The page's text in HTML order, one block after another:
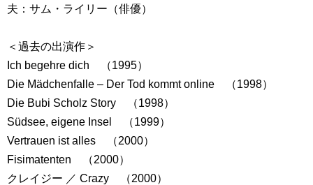
夫：サム・ライリー（俳優）
＜過去の出演作＞
Ich begehre dich （1995）
Die Mädchenfalle – Der Tod kommt online （1998）
Die Bubi Scholz Story （1998）
Südsee, eigene Insel （1999）
Vertrauen ist alles （2000）
Fisimatenten （2000）
クレイジー ／ Crazy （2000）